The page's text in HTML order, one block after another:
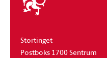
stortinget
Stortinget
Postboks 1700 Sentrum